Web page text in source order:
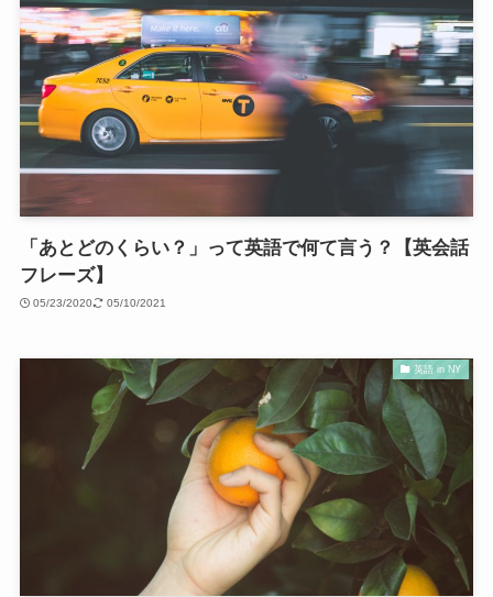
「あとどのくらい？」って英語で何て言う？【英会話
フレーズ】
05/23/2020 05/10/2021
英語 in NY